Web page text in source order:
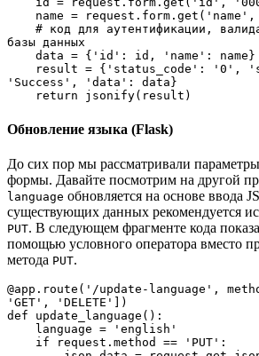
базы данных
'Success', 'data': data}
    return jsonify(result)
Обновление языка (Flask)
До сих пор мы рассматривали
формы. Давайте посмотрим на другой
language обновляется на основе ввода
существующих данных рекомендуется
PUT. В следующем фрагменте кода
помощью условного оператора вместо
метода PUT.
@app.route('/update-language',
'GET', 'DELETE'])
def update_language():